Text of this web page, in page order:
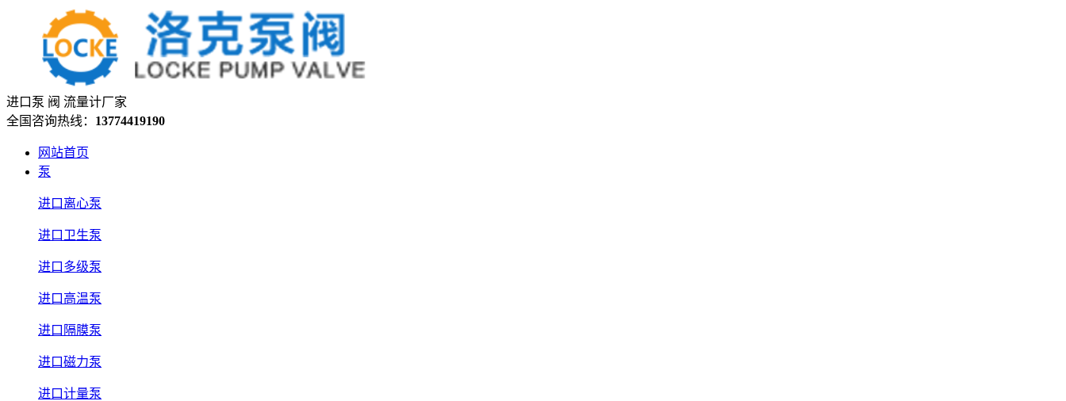
进口泵 阀 流量计厂家
全国咨询热线： 13774419190
网站首页
泵
进口离心泵
进口卫生泵
进口多级泵
进口高温泵
进口隔膜泵
进口磁力泵
进口计量泵